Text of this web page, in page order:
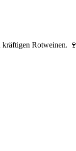
Rotweinen. 🍷